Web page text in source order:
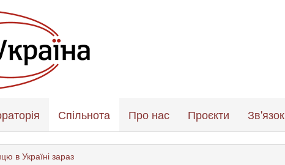
Спільнота Про нас Проєкти Зв'язок
в Україні зараз